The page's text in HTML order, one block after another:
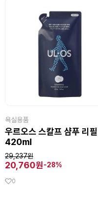
욕실용품
우르오스 스칼프 샴푸 리필
420ml
29,237원
20,760원-28%
0